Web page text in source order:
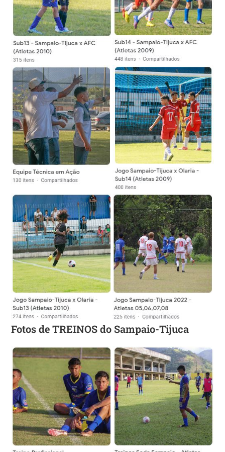
Fotos de TREINOS do Sampaio-Tijuca